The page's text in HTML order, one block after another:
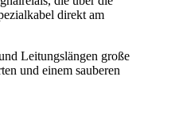
direkt am
Leitungslängen große
und einem sauberen